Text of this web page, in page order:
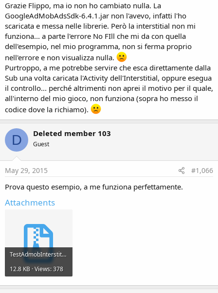
Grazie Flippo, ma io non ho cambiato nulla. La
GoogleAdMobAdsSdk-6.4.1.jar non l'avevo, infatti l'ho
scaricata e messa nelle librerie. Però la interstitial non mi
funziona... a parte l'errore No FIll che mi da con quella
dell'esempio, nel mio programma, non si ferma proprio
nell'errore e non visualizza nulla.
Purtroppo, a me potrebbe servire che esca direttamente dalla
Sub una volta caricata l'Activity dell'Interstitial, oppure esegua
il controllo... perché altrimenti non aprei il motivo per il quale,
all'interno del mio gioco, non funziona (sopra ho messo il
codice dove la richiamo).
D Deleted member 103
Guest
May 29, 2015 #1,066
Prova questo esempio, a me funziona perfettamente.
Attachments
TestAdmobInterstitial.zip
12.8 KB · Views: 378